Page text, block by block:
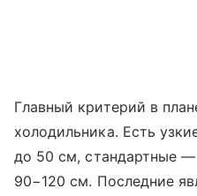
Главный критерий в
холодильника. Есть
до 50 см, стандартные
90−120 см. Последние